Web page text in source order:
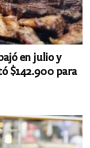
en julio y
$142.900 para